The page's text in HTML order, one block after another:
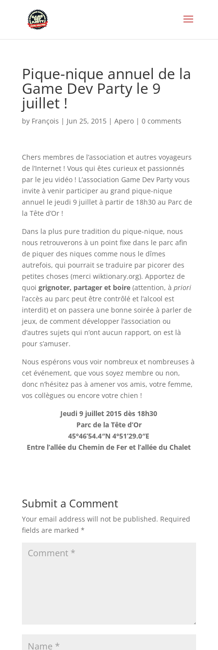
Pique-nique annuel de la
Game Dev Party le 9
juillet !
by François | Jun 25, 2015| Apero| 0 comments
Chers membres de l’association et autres voyageurs
de l’Internet ! Vous qui êtes curieux et passionnés
par le jeu vidéo ! L’association Game Dev Party vous
invite à venir participer au grand pique-nique
annuel le jeudi 9 juillet à partir de 18h30 au Parc de
la Tête d’Or !
Dans la plus pure tradition du pique-nique, nous
nous retrouverons à un point fixe dans le parc afin
de piquer des niques comme nous le dîmes
autrefois, qui pourrait se traduire par picorer des
petites choses (merci wiktionary.org). Apportez de
quoi grignoter, partager et boire(attention, à priori
l’accès au parc peut être contrôlé et l’alcool est
interdit) et on passera une bonne soirée à parler de
jeux, de comment développer l’association ou
d’autres sujets qui n’ont aucun rapport, on est là
pour s’amuser.
Nous espérons vous voir nombreux et nombreuses à
cet événement, que vous soyez membre ou non,
donc n’hésitez pas à amener vos amis, votre femme,
vos collègues ou encore votre chien !
Jeudi 9 juillet 2015 dès 18h30
Parc de la Tête d’Or
45°46’54.4″N 4°51’29.0″E
Entre l’allée du Chemin de Fer et l’allée du Chalet
Submit a Comment
Your email address will not be published. Required
fields are marked *